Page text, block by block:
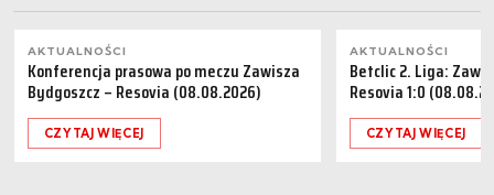
AKTUALNOŚCI
Konferencja prasowa po meczu Zawisza
Bydgoszcz – Resovia (08.08.2026)
CZYTAJ WIĘCEJ
AKTUALNOŚCI
Betclic 2. Liga:
Resovia 1:0
CZYTAJ WIĘCEJ